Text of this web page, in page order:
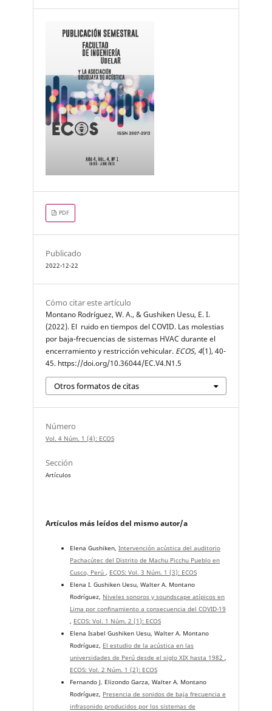
PDF
Publicado
2022-12-22
Cómo citar este artículo
Montano Rodríguez, W. A., & Gushiken Uesu, E. I.
(2022). El ruido en tiempos del COVID. Las molestias
por baja-frecuencias de sistemas HVAC durante el
encerramiento y restricción vehicular. ECOS, 4(1), 40-
45. https://doi.org/10.36044/EC.V4.N1.5
Otros formatos de citas
Número
Vol. 4 Núm. 1 (4): ECOS
Sección
Artículos
Artículos más leídos del mismo autor/a
Elena Gushiken, Intervención acústica del auditorio
Pachacútec del Distrito de Machu Picchu Pueblo en
Cusco, Perú , ECOS: Vol. 3 Núm. 1 (3): ECOS
Elena I. Gushiken Uesu, Walter A. Montano
Rodríguez, Niveles sonoros y soundscape atípicos en
Lima por confinamiento a consecuencia del COVID-19
, ECOS: Vol. 1 Núm. 2 (1): ECOS
Elena Isabel Gushiken Uesu, Walter A. Montano
Rodríguez, El estudio de la acústica en las
universidades de Perú desde el siglo XIX hasta 1982 ,
ECOS: Vol. 2 Núm. 1 (2): ECOS
Fernando J. Elizondo Garza, Walter A. Montano
Rodríguez, Presencia de sonidos de baja frecuencia e
infrasonido producidos por los sistemas de